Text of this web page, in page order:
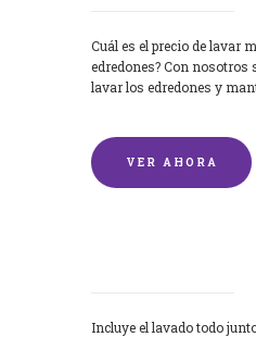
Cuál es el precio de lavar
edredones? Con nosotros
lavar los edredones y
VER AHORA
Incluye el lavado todo